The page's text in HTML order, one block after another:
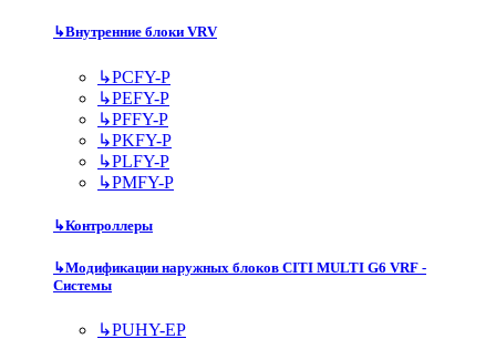
↳Внутренние блоки VRV
↳PCFY-P
↳PEFY-P
↳PFFY-P
↳PKFY-P
↳PLFY-P
↳PMFY-P
↳Контроллеры
↳Модификации наружных блоков CITI MULTI G6 VRF -
Системы
↳PUHY-EP